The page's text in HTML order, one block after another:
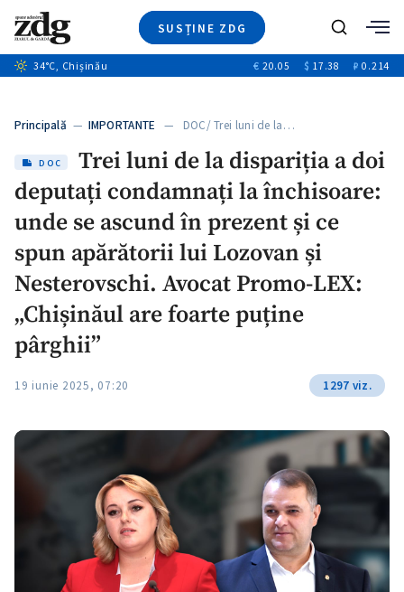
SUSȚINE ZDG
Ştiri
+11
Special
Blog
Caută
34°C, Chișinău € 20.05 $ 17.38 ₽ 0.214
Principală — IMPORTANTE — DOC/ Trei luni de la…
DOC
Trei luni de la dispariția a doi
deputați condamnați la închisoare:
unde se ascund în prezent și ce
spun apărătorii lui Lozovan și
Nesterovschi. Avocat Promo-LEX:
„Chișinăul are foarte puține
pârghii”
19 iunie 2025, 07:20 1297 viz.